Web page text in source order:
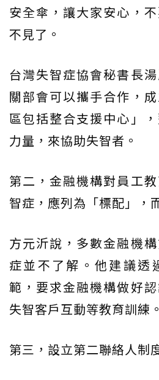
安全傘，讓大家安心，
不見了。
台灣失智症協會秘書長
關部會可以攜手合作，
區包括整合支援中心」
力量，來協助失智者。
第二，金融機構對員工
智症，應列為「標配」，
方元沂說，多數金融機
症並不了解。他建議透
範，要求金融機構做好
失智客戶互動等教育訓練。
第三，設立第二聯絡人制